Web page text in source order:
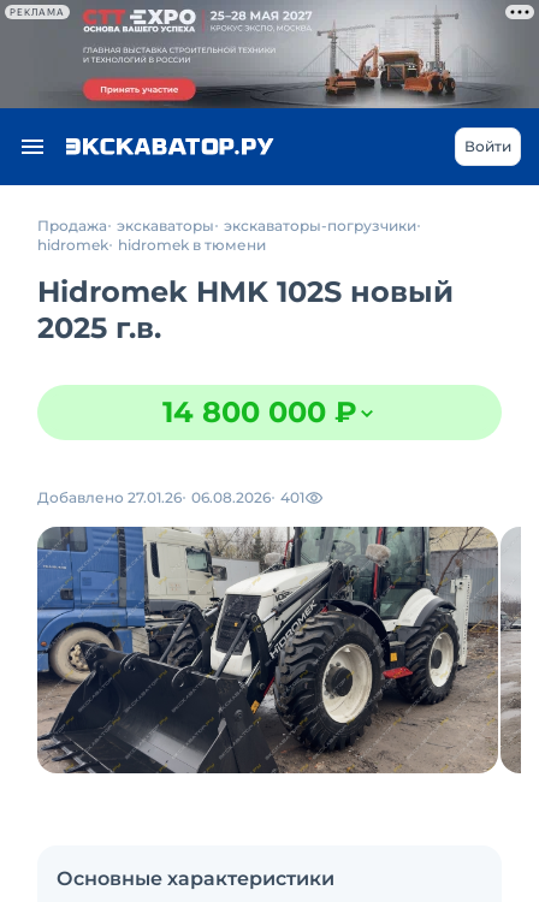
РЕКЛАМА
Войти
Продажа экскаваторы экскаваторы-погрузчики
hidromek hidromek в тюмени
Hidromek HMK 102S новый
2025 г.в.
14 800 000 ₽
Добавлено 27.01.26 06.08.2026 401
Основные характеристики